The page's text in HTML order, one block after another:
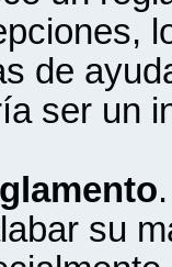
de
ser un
su